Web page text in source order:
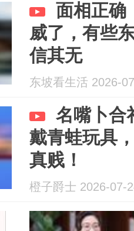
面相正确
威了，有些
信其无
东坡看生活 2026-
名嘴卜合
戴青蛙玩具
真贱！
橙子爵士 2026-07-